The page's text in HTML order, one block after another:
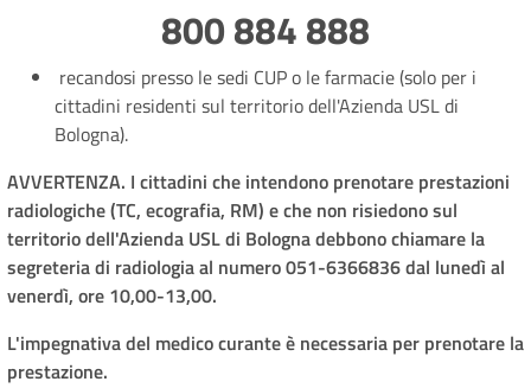
800 884 888
recandosi presso le sedi CUP o le farmacie (solo per i
cittadini residenti sul territorio dell'Azienda USL di
Bologna).
AVVERTENZA. I cittadini che intendono prenotare prestazioni
radiologiche (TC, ecografia, RM) e che non risiedono sul
territorio dell'Azienda USL di Bologna debbono chiamare la
segreteria di radiologia al numero 051-6366836 dal lunedì al
venerdì, ore 10,00-13,00.
L'impegnativa del medico curante è necessaria per prenotare la
prestazione.